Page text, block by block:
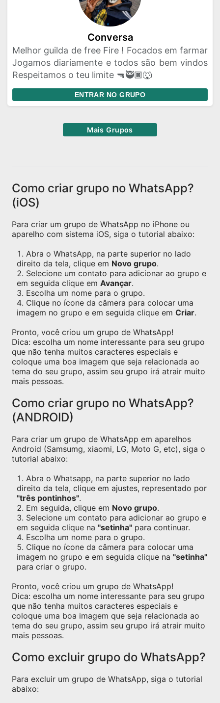
Conversa
Melhor guilda de free Fire ! Focados em farmar
Jogamos diariamente e todos são bem vindos
Respeitamos o teu limite 🔫🥷🏿🐺
ENTRAR NO GRUPO
Mais Grupos
Como criar grupo no WhatsApp?
(iOS)
Para criar um grupo de WhatsApp no iPhone ou
aparelho com sistema iOS, siga o tutorial abaixo:
Abra o WhatsApp, na parte superior no lado
direito da tela, clique em Novo grupo.
Selecione um contato para adicionar ao grupo e
em seguida clique em Avançar.
Escolha um nome para o grupo.
Clique no ícone da câmera para colocar uma
imagem no grupo e em seguida clique em Criar.
Pronto, você criou um grupo de WhatsApp!
Dica: escolha um nome interessante para seu grupo
que não tenha muitos caracteres especiais e
coloque uma boa imagem que seja relacionada ao
tema do seu grupo, assim seu grupo irá atrair muito
mais pessoas.
Como criar grupo no WhatsApp?
(ANDROID)
Para criar um grupo de WhatsApp em aparelhos
Android (Samsumg, xiaomi, LG, Moto G, etc), siga o
tutorial abaixo:
Abra o Whatsapp, na parte superior no lado
direito da tela, clique em ajustes, representado por
"três pontinhos".
Em seguida, clique em Novo grupo.
Selecione um contato para adicionar ao grupo e
em seguida clique na "setinha" para continuar.
Escolha um nome para o grupo.
Clique no ícone da câmera para colocar uma
imagem no grupo e em seguida clique na "setinha"
para criar o grupo.
Pronto, você criou um grupo de WhatsApp!
Dica: escolha um nome interessante para seu grupo
que não tenha muitos caracteres especiais e
coloque uma boa imagem que seja relacionada ao
tema do seu grupo, assim seu grupo irá atrair muito
mais pessoas.
Como excluir grupo do WhatsApp?
Para excluir um grupo de WhatsApp, siga o tutorial
abaixo: